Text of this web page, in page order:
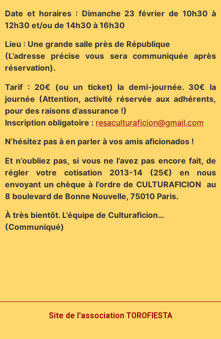
Date et horaires : Dimanche 23 février de 10h30 à
12h30 et/ou de 14h30 à 16h30
Lieu : Une grande salle près de République
(L’adresse précise vous sera communiquée après
réservation).
Tarif : 20€ (ou un ticket) la demi-journée. 30€ la
journée (Attention, activité réservée aux adhérents,
pour des raisons d’assurance !)
Inscription obligatoire : resaculturaficion@gmail.com
N’hésitez pas à en parler à vos amis aficionados !
Et n’oubliez pas, si vous ne l’avez pas encore fait, de
régler votre cotisation 2013-14 (25€) en nous
envoyant un chèque à l’ordre de CULTURAFICION au
8 boulevard de Bonne Nouvelle, 75010 Paris.
À très bientôt. L’équipe de Culturaficion…
(Communiqué)
Site de l'association TOROFIESTA